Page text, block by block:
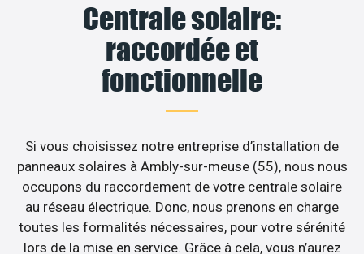
Centrale solaire:
raccordée et
fonctionnelle
Si vous choisissez notre entreprise d’installation de
panneaux solaires à Ambly-sur-meuse (55), nous nous
occupons du raccordement de votre centrale solaire
au réseau électrique. Donc, nous prenons en charge
toutes les formalités nécessaires, pour votre sérénité
lors de la mise en service. Grâce à cela, vous n’aurez